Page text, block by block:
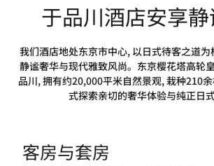
于品川酒店安享
我们酒店地处东京市中心, 以日式待客之道
静谧奢华与现代雅致风尚。东京樱花塔高轮
品川, 拥有约20,000平米自然景观, 栽种210
式探索亲切的奢华体验与纯正日式
客房与套房